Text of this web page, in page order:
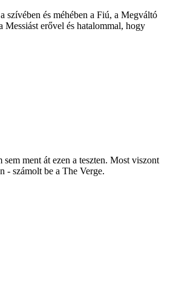
szívében és méhében a Fiú, a Megváltó
Messiást erővel és hatalommal, hogy
ment át ezen a teszten. Most viszont
- számolt be a The Verge.